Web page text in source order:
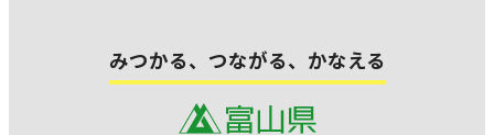
みつかる、つながる、かなえる